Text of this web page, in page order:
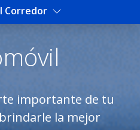
Corredor
|
importante de tu
la mejor